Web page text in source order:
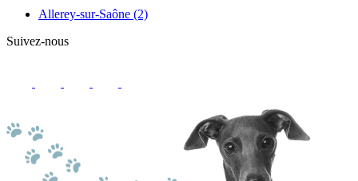
Allerey-sur-Saône (2)
Suivez-nous